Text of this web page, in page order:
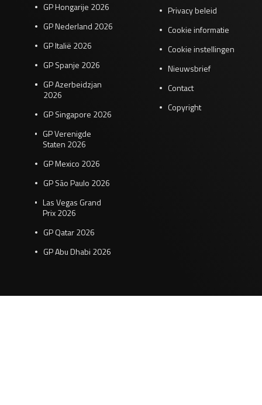
GP Hongarije 2026
GP Nederland 2026
GP Italië 2026
GP Spanje 2026
GP Azerbeidzjan
2026
GP Singapore 2026
GP Verenigde
Staten 2026
GP Mexico 2026
GP São Paulo 2026
Las Vegas Grand
Prix 2026
GP Qatar 2026
GP Abu Dhabi 2026
Privacy beleid
Cookie informatie
Cookie instellingen
Nieuwsbrief
Contact
Copyright